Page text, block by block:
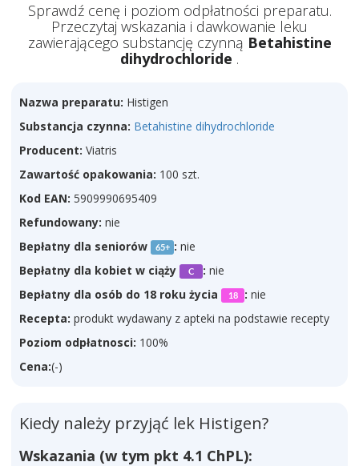
Sprawdź cenę i poziom odpłatności preparatu.
Przeczytaj wskazania i dawkowanie leku
zawierającego substancję czynną Betahistine
dihydrochloride .
Nazwa preparatu: Histigen
Substancja czynna: Betahistine dihydrochloride
Producent: Viatris
Zawartość opakowania: 100 szt.
Kod EAN: 5909990695409
Refundowany: nie
Bepłatny dla seniorów
65+ : nie
Bepłatny dla kobiet w ciąży
C : nie
Bepłatny dla osób do 18 roku życia
18 : nie
Recepta: produkt wydawany z apteki na podstawie recepty
Poziom odpłatnosci: 100%
Cena:(-)
Kiedy należy przyjąć lek Histigen?
Wskazania (w tym pkt 4.1 ChPL):